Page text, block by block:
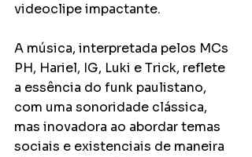
videoclipe impactante.
A música, interpretada pelos MCs
PH, Hariel, IG, Luki e Trick, reflete
a essência do funk paulistano,
com uma sonoridade clássica,
mas inovadora ao abordar temas
sociais e existenciais de maneira